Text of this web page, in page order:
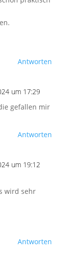
Antworten
um 17:29
gefallen mir
Antworten
um 19:12
wird sehr
Antworten